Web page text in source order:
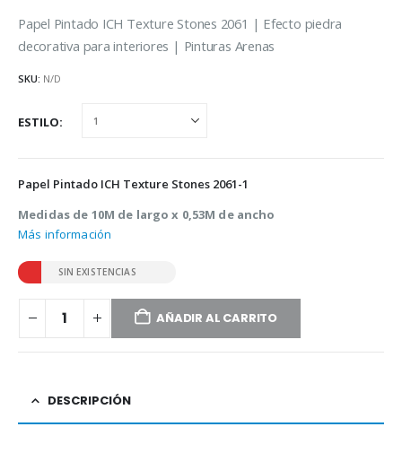
Papel Pintado ICH Texture Stones 2061 | Efecto piedra
decorativa para interiores | Pinturas Arenas
SKU: N/D
ESTILO
Papel Pintado ICH Texture Stones 2061-1
Medidas de 10M de largo x 0,53M de ancho
Más información
SIN EXISTENCIAS
AÑADIR AL CARRITO
DESCRIPCIÓN